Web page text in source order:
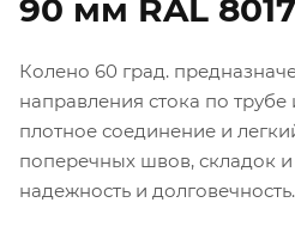
90 мм RAL
Колено 60 град.
направления стока по трубе
плотное соединение и
поперечных швов, складок
надежность и долговечность.